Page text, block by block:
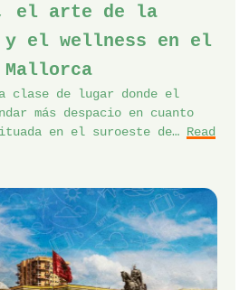
el arte de la
y el wellness en el
clase de lugar donde el
más despacio en cuanto
en el suroeste de… Read